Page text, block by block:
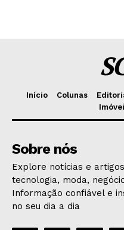
Início Colunas
Sobre nós
Explore notícias e
tecnologia, moda,
Informação confiável e
no seu dia a dia